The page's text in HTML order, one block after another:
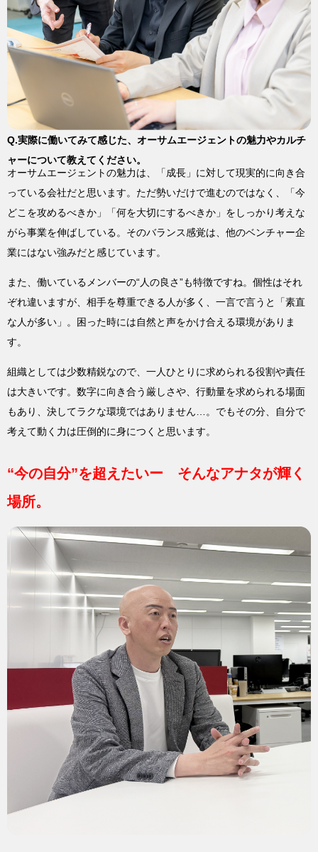
Q.実際に働いてみて感じた、オーサムエージェントの魅力やカルチ
ャーについて教えてください。
オーサムエージェントの魅力は、「成長」に対して現実的に向き合
っている会社だと思います。ただ勢いだけで進むのではなく、「今
どこを攻めるべきか」「何を大切にするべきか」をしっかり考えな
がら事業を伸ばしている。そのバランス感覚は、他のベンチャー企
業にはない強みだと感じています。
また、働いているメンバーの“人の良さ”も特徴ですね。個性はそれ
ぞれ違いますが、相手を尊重できる人が多く、一言で言うと「素直
な人が多い」。困った時には自然と声をかけ合える環境がありま
す。
組織としては少数精鋭なので、一人ひとりに求められる役割や責任
は大きいです。数字に向き合う厳しさや、行動量を求められる場面
もあり、決してラクな環境ではありません…。でもその分、自分で
考えて動く力は圧倒的に身につくと思います。
“今の自分”を超えたいー そんなアナタが輝く
場所。